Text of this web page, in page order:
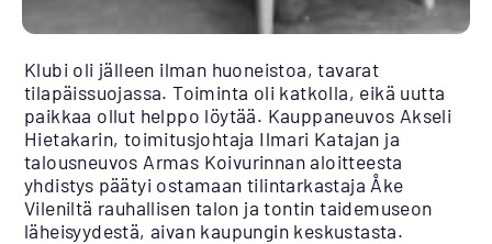
Klubi oli jälleen ilman huoneistoa, tavarat
tilapäissuojassa. Toiminta oli katkolla, eikä uutta
paikkaa ollut helppo löytää. Kauppaneuvos Akseli
Hietakarin, toimitusjohtaja Ilmari Katajan ja
talousneuvos Armas Koivurinnan aloitteesta
yhdistys päätyi ostamaan tilintarkastaja Åke
Vileniltä rauhallisen talon ja tontin taidemuseon
läheisyydestä, aivan kaupungin keskustasta.